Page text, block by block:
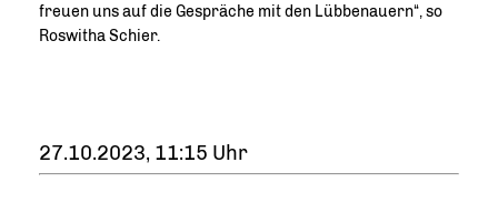
freuen uns auf die Gespräche mit den Lübbenauern“, so
Roswitha Schier.
27.10.2023, 11:15 Uhr